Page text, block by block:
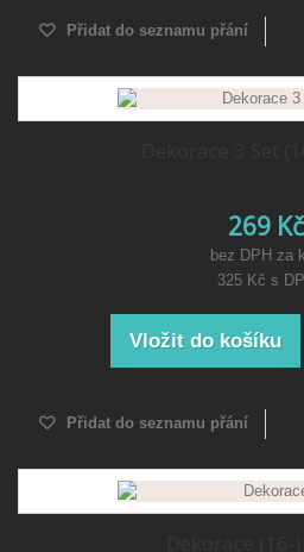
Přidat do seznamu přání
269 Kč
bez DPH za
325 Kč s
Vložit do košíku
Přidat do seznamu přání